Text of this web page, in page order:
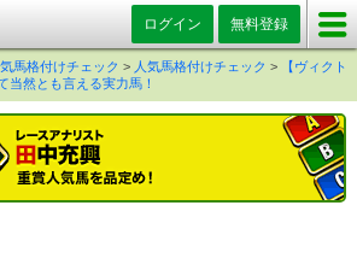
ログイン 無料登録
馬格付けチェック > 人気馬格付けチェック >
【ヴィクト
当然とも言える実力馬！